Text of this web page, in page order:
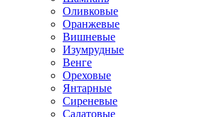
Оливковые
Оранжевые
Вишневые
Изумрудные
Венге
Ореховые
Янтарные
Сиреневые
Салатовые